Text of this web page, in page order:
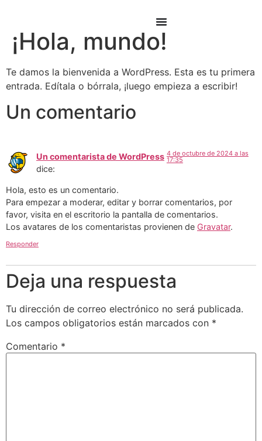
¡Hola, mundo!
Te damos la bienvenida a WordPress. Esta es tu primera
entrada. Edítala o bórrala, ¡luego empieza a escribir!
Un comentario
Un comentarista de WordPress
dice:
4 de octubre de 2024 a las
17:35
Hola, esto es un comentario.
Para empezar a moderar, editar y borrar comentarios, por
favor, visita en el escritorio la pantalla de comentarios.
Los avatares de los comentaristas provienen de Gravatar.
Responder
Deja una respuesta
Tu dirección de correo electrónico no será publicada.
Los campos obligatorios están marcados con *
Comentario *